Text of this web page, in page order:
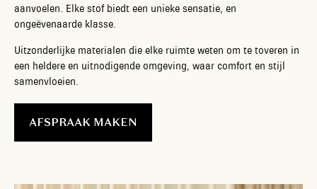
aanvoelen. Elke stof biedt een unieke sensatie, en
ongeëvenaarde klasse.
Uitzonderlijke materialen die elke ruimte weten om te toveren in
een heldere en uitnodigende omgeving, waar comfort en stijl
samenvloeien.
AFSPRAAK MAKEN